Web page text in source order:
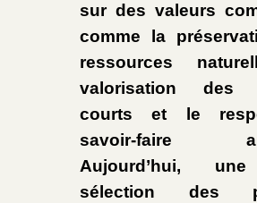
sur des valeurs
comme la
ressources
valorisation des
courts et le
savoir-faire
Aujourd’hui,
sélection des